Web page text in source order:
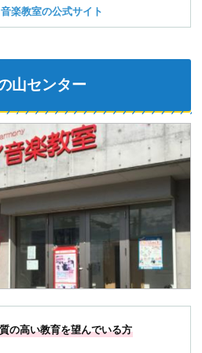
楽教室の公式サイト
山センター
の高い教育を望んでいる方